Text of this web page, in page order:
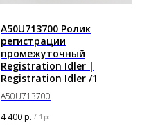
A50U713700 Ролик
регистрации
промежуточный
Registration Idler |
Registration Idler /1
A50U713700
4 400р. / 1 pc